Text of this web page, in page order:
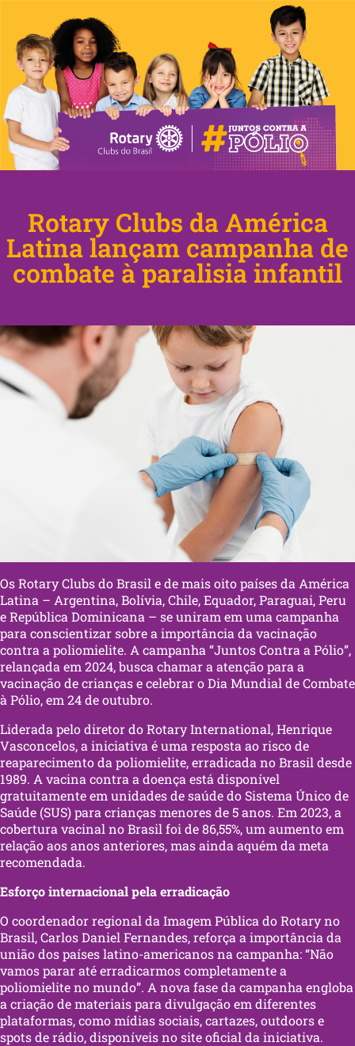
Rotary Clubs da América
Latina lançam campanha de
combate à paralisia infantil
Os Rotary Clubs do Brasil e de mais oito países da América
Latina – Argentina, Bolívia, Chile, Equador, Paraguai, Peru
e República Dominicana – se uniram em uma campanha
para conscientizar sobre a importância da vacinação
contra a poliomielite. A campanha “Juntos Contra a Pólio”,
relançada em 2024, busca chamar a atenção para a
vacinação de crianças e celebrar o Dia Mundial de Combate
à Pólio, em 24 de outubro.
Liderada pelo diretor do Rotary International, Henrique
Vasconcelos, a iniciativa é uma resposta ao risco de
reaparecimento da poliomielite, erradicada no Brasil desde
1989. A vacina contra a doença está disponível
gratuitamente em unidades de saúde do Sistema Único de
Saúde (SUS) para crianças menores de 5 anos. Em 2023, a
cobertura vacinal no Brasil foi de 86,55%, um aumento em
relação aos anos anteriores, mas ainda aquém da meta
recomendada.
Esforço internacional pela erradicação
O coordenador regional da Imagem Pública do Rotary no
Brasil, Carlos Daniel Fernandes, reforça a importância da
união dos países latino-americanos na campanha: “Não
vamos parar até erradicarmos completamente a
poliomielite no mundo”. A nova fase da campanha engloba
a criação de materiais para divulgação em diferentes
plataformas, como mídias sociais, cartazes, outdoors e
spots de rádio, disponíveis no site oficial da iniciativa.